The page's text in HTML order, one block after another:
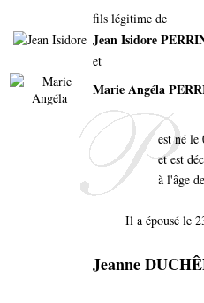
fils légitime de
Jean Isidore
et
Marie Angéla
est né le
et est
à l'âge
Il a épousé le
Jeanne